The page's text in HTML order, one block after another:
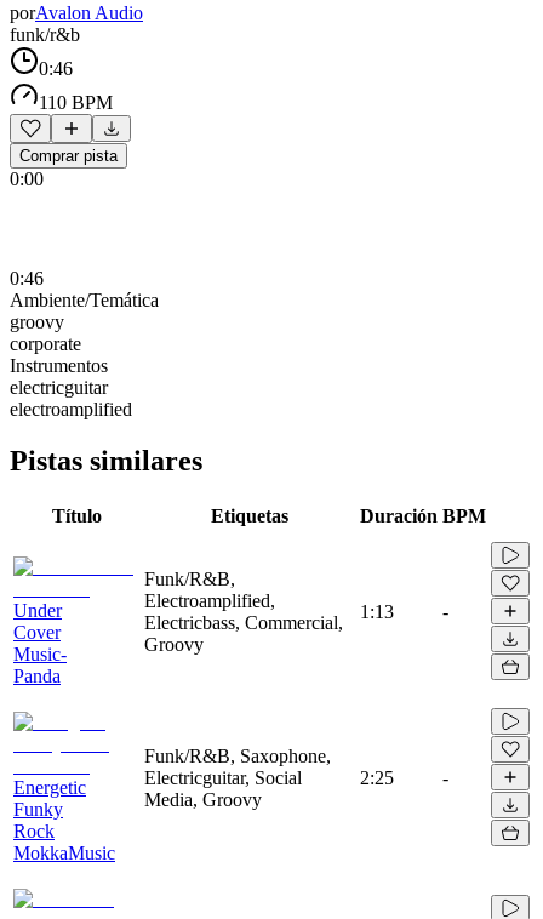
porAvalon Audio
funk/r&b
0:46
110 BPM
Comprar pista
0:00
0:46
Ambiente/Temática
groovy
corporate
Instrumentos
electricguitar
electroamplified
Pistas similares
Título Etiquetas Duración BPM
Under
Cover
Music-
Panda
Funk/R&B,
Electroamplified,
Electricbass, Commercial,
Groovy
1:13 -
Energetic
Funky
Rock
MokkaMusic
Funk/R&B, Saxophone,
Electricguitar, Social
Media, Groovy
2:25 -